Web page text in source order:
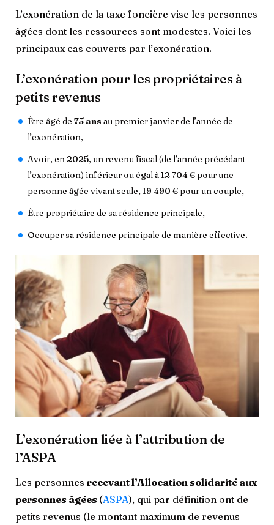
L’exonération de la taxe foncière vise les personnes
âgées dont les ressources sont modestes. Voici les
principaux cas couverts par l’exonération.
L’exonération pour les propriétaires à
petits revenus
Être âgé de 75 ans au premier janvier de l’année de
l’exonération,
Avoir, en 2025, un revenu fiscal (de l’année précédant
l’exonération) inférieur ou égal à 12 704 € pour une
personne âgée vivant seule, 19 490 € pour un couple,
Être propriétaire de sa résidence principale,
Occuper sa résidence principale de manière effective.
L’exonération liée à l’attribution de
l’ASPA
Les personnes recevant l’Allocation solidarité aux
personnes âgées (ASPA), qui par définition ont de
petits revenus (le montant maximum de revenus